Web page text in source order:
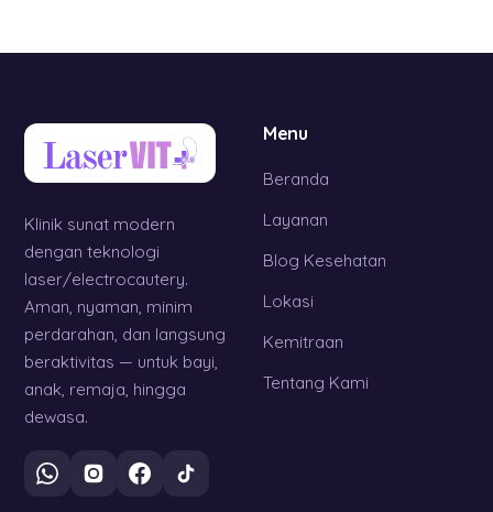
Klinik sunat modern
dengan teknologi
laser/electrocautery.
Aman, nyaman, minim
perdarahan, dan langsung
beraktivitas — untuk bayi,
anak, remaja, hingga
dewasa.
Menu
Beranda
Layanan
Blog Kesehatan
Lokasi
Kemitraan
Tentang Kami